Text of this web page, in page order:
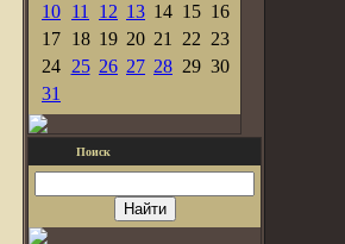
10 11 12 13 14 15 16
17 18 19 20 21 22 23
24 25 26 27 28 29 30
31
Поиск